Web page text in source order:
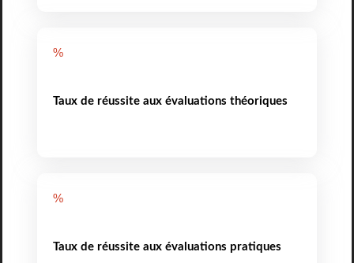
%
Taux de réussite aux évaluations théoriques
%
Taux de réussite aux évaluations pratiques